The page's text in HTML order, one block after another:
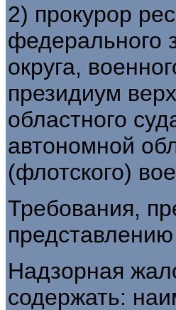
2) прокурор
федерального
округа,
президиум
областного
автономной
(флотского)
Требования,
Надзорная
содержать: